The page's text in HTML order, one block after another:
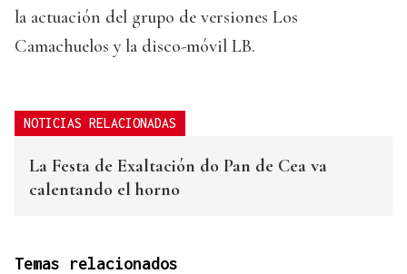
la actuación del grupo de versiones Los
Camachuelos y la disco-móvil LB.
NOTICIAS RELACIONADAS
La Festa de Exaltación do Pan de Cea va
calentando el horno
Temas relacionados